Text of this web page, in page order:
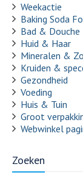
Weekactie
Baking Soda
Bad & Douche
Huid & Haar
Mineralen &
Kruiden &
Gezondheid
Voeding
Huis & Tuin
Groot
Webwinkel
Zoeken